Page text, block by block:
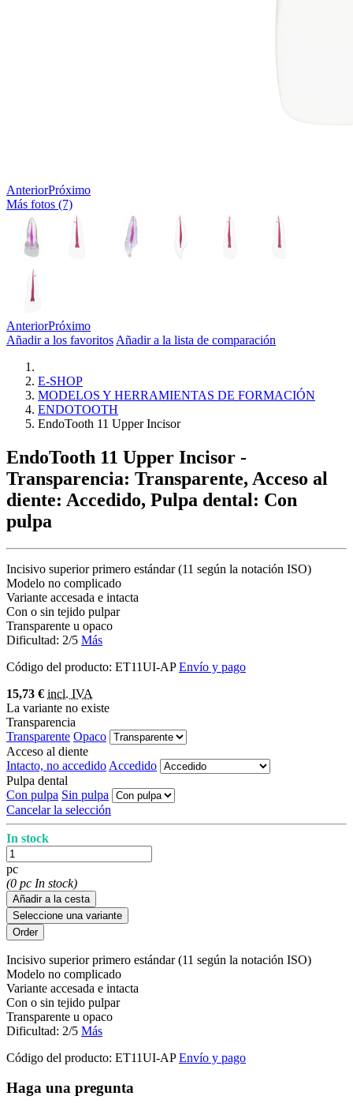
AnteriorPróximo
Más fotos (7)
AnteriorPróximo
Añadir a los favoritos Añadir a la lista de comparación
E-SHOP
MODELOS Y HERRAMIENTAS DE FORMACIÓN
ENDOTOOTH
EndoTooth 11 Upper Incisor
EndoTooth 11 Upper Incisor -
Transparencia: Transparente, Acceso al
diente: Accedido, Pulpa dental: Con
pulpa
Incisivo superior primero estándar (11 según la notación ISO)
Modelo no complicado
Variante accesada e intacta
Con o sin tejido pulpar
Transparente u opaco
Dificultad: 2/5 Más
Código del producto: ET11UI-AP Envío y pago
15,73 € incl. IVA
La variante no existe
Transparencia
Transparente Opaco
Acceso al diente
Intacto, no accedido Accedido
Pulpa dental
Con pulpa Sin pulpa
Cancelar la selección
In stock
pc
(0 pc In stock)
Añadir a la cesta
Seleccione una variante
Incisivo superior primero estándar (11 según la notación ISO)
Modelo no complicado
Variante accesada e intacta
Con o sin tejido pulpar
Transparente u opaco
Dificultad: 2/5 Más
Código del producto: ET11UI-AP Envío y pago
Haga una pregunta